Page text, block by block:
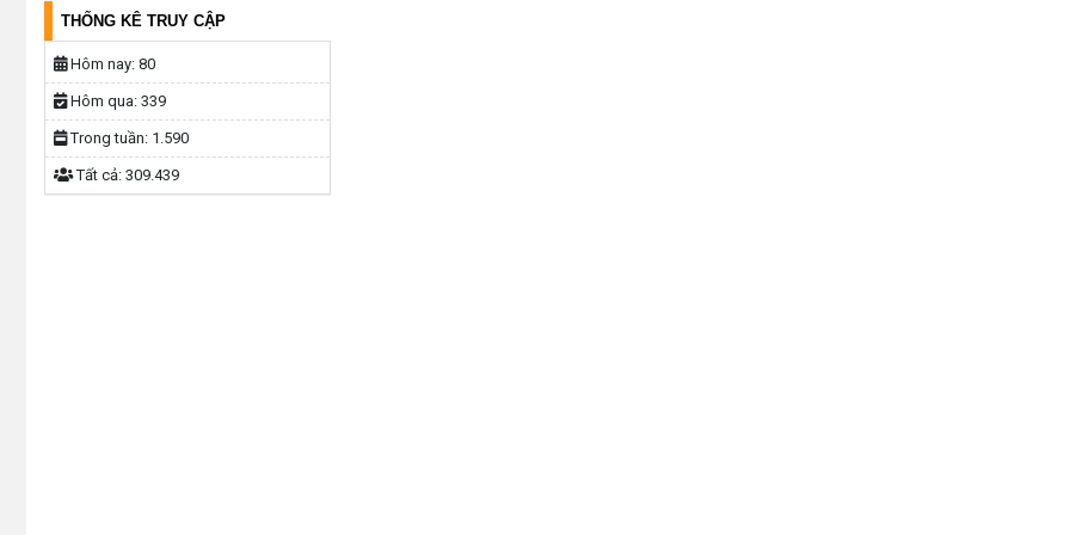
THỐNG KÊ TRUY CẬP
Hôm nay: 80
Hôm qua: 339
Trong tuần: 1.590
Tất cả: 309.439